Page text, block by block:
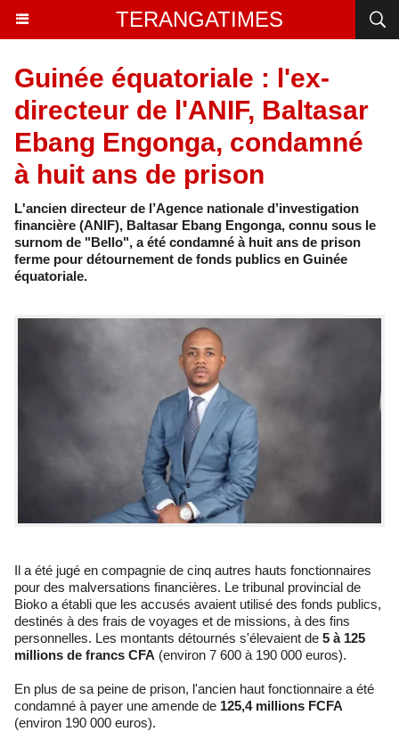
TERANGATIMES
Guinée équatoriale : l'ex-
directeur de l'ANIF, Baltasar
Ebang Engonga, condamné
à huit ans de prison
L'ancien directeur de l’Agence nationale d’investigation
financière (ANIF), Baltasar Ebang Engonga, connu sous le
surnom de "Bello", a été condamné à huit ans de prison
ferme pour détournement de fonds publics en Guinée
équatoriale.
Il a été jugé en compagnie de cinq autres hauts fonctionnaires
pour des malversations financières. Le tribunal provincial de
Bioko a établi que les accusés avaient utilisé des fonds publics,
destinés à des frais de voyages et de missions, à des fins
personnelles. Les montants détournés s'élevaient de 5 à 125
millions de francs CFA (environ 7 600 à 190 000 euros).
En plus de sa peine de prison, l'ancien haut fonctionnaire a été
condamné à payer une amende de 125,4 millions FCFA
(environ 190 000 euros).